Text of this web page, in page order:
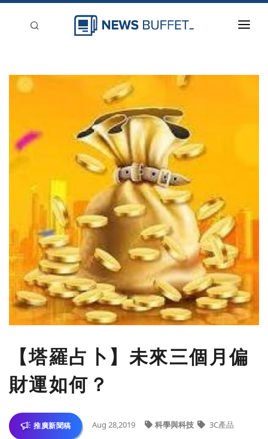
新聞稿分類
刊登
【塔羅占卜】未來三個月偏
財運如何？
推廣新聞稿 Aug 28,2019 科學與科技 3C產品